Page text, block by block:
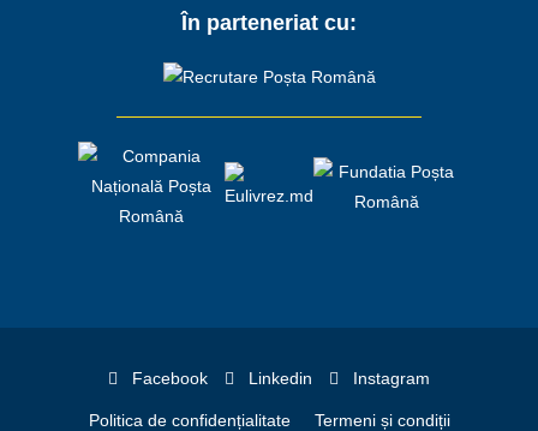
În parteneriat cu:
Facebook Linkedin Instagram
Politica de confidențialitate
Termeni și condiții